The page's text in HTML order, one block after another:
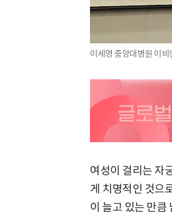
이세영 중앙대병원 이
여성이 걸리는 자
게 치명적인 것으
이 늘고 있는 만큼